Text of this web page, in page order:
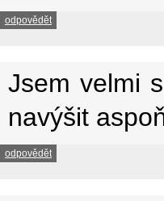
odpovědět
Jsem velmi
navýšit
odpovědět